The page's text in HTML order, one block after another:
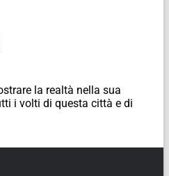
la realtà nella sua
i volti di questa città e di